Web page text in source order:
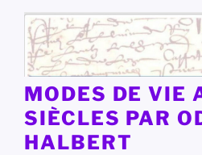
contenu
principal
MODES DE VIE
SIÈCLES PAR
HALBERT